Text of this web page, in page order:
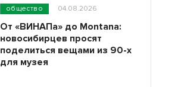
общество 04.08.2026
От «ВИНАПа» до Montana:
новосибирцев просят
поделиться вещами из 90-х
для музея